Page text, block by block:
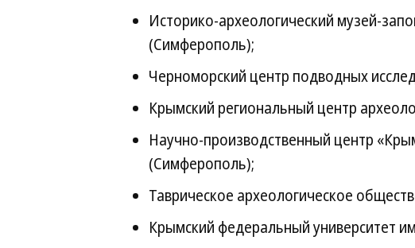
Историко-археологический музей-
(Симферополь);
Черноморский центр подводных
Крымский региональный центр
Научно-производственный центр
(Симферополь);
Таврическое археологическое
Крымский федеральный университет